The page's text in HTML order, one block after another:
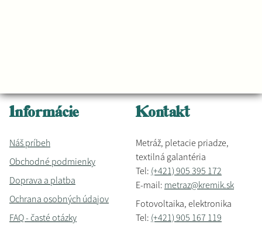
Informácie
Náš príbeh
Obchodné podmienky
Doprava a platba
Ochrana osobných údajov
FAQ - časté otázky
Kontakt
Metráž, pletacie priadze,
textilná galantéria
Tel: (+421) 905 395 172
E-mail: metraz@kremik.sk
Fotovoltaika, elektronika
Tel: (+421) 905 167 119